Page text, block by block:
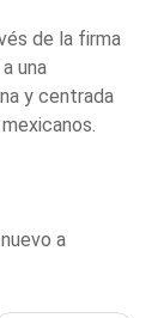
de la firma
una
y centrada
a